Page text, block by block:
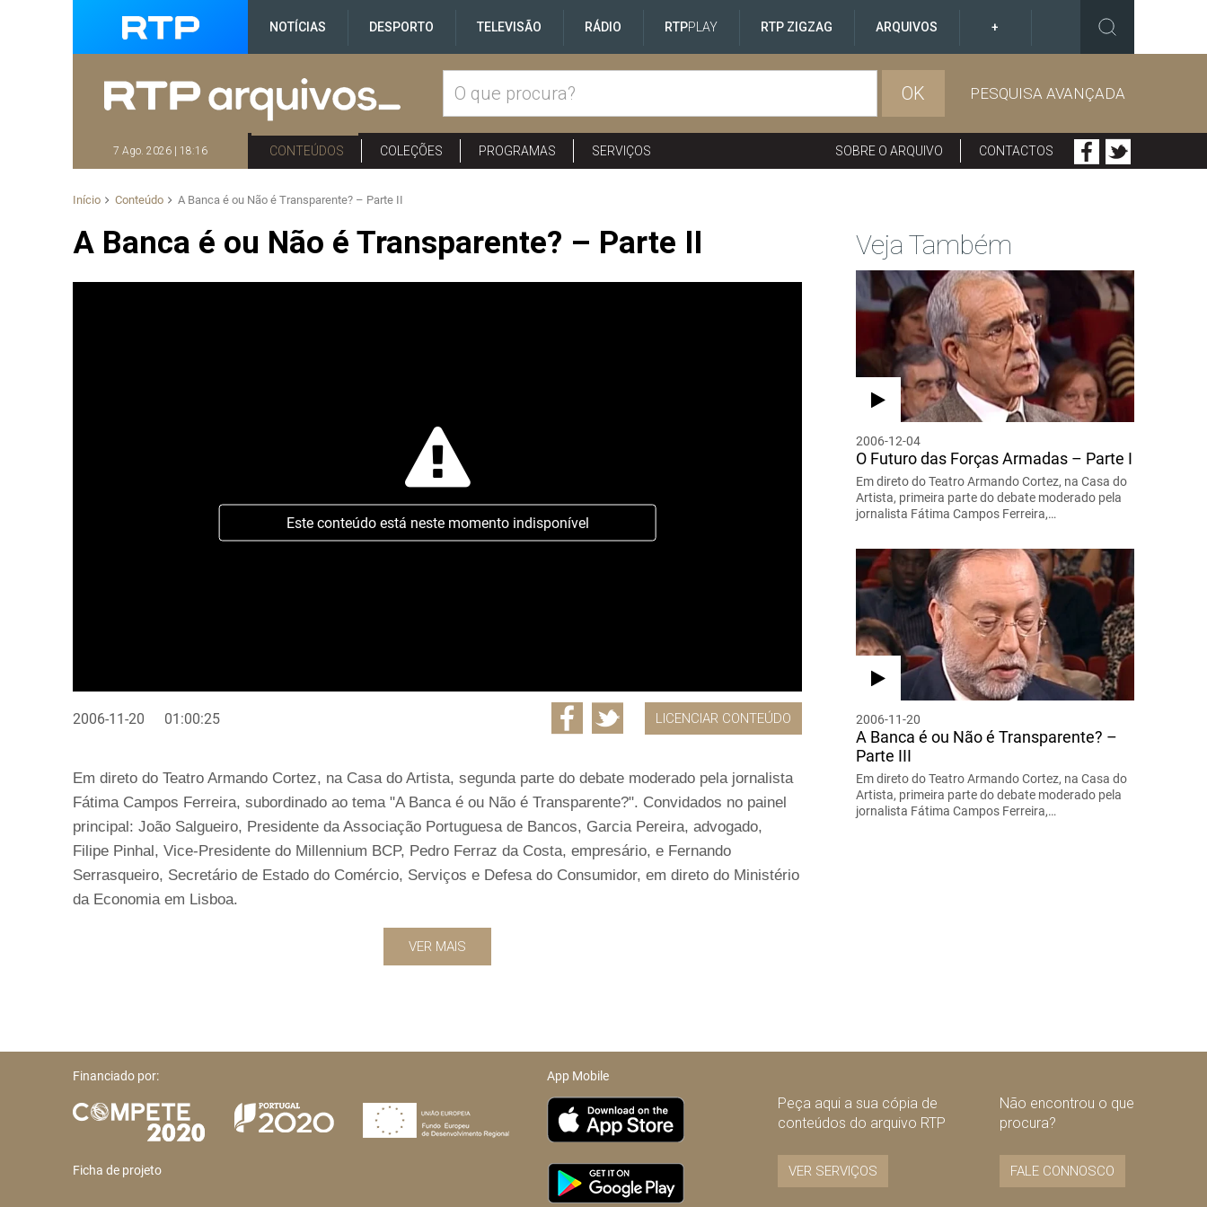
NOTÍCIAS DESPORTO TELEVISÃO RÁDIO RTPPLAY RTP ZIGZAG ARQUIVOS +
OK PESQUISA AVANÇADA
7 Ago. 2026 | 18:16 CONTEÚDOS COLEÇÕES PROGRAMAS SERVIÇOS SOBRE O ARQUIVO CONTACTOS
Início Conteúdo A Banca é ou Não é Transparente? – Parte II
A Banca é ou Não é Transparente? – Parte II
Este conteúdo está neste momento indisponível
2006-11-20 01:00:25 LICENCIAR CONTEÚDO
Em direto do Teatro Armando Cortez, na Casa do Artista, segunda parte do debate moderado pela jornalista
Fátima Campos Ferreira, subordinado ao tema "A Banca é ou Não é Transparente?". Convidados no painel
principal: João Salgueiro, Presidente da Associação Portuguesa de Bancos, Garcia Pereira, advogado,
Filipe Pinhal, Vice-Presidente do Millennium BCP, Pedro Ferraz da Costa, empresário, e Fernando
Serrasqueiro, Secretário de Estado do Comércio, Serviços e Defesa do Consumidor, em direto do Ministério
da Economia em Lisboa.
VER MAIS
Veja Também
2006-12-04
O Futuro das Forças Armadas – Parte I
Em direto do Teatro Armando Cortez, na Casa do
Artista, primeira parte do debate moderado pela
jornalista Fátima Campos Ferreira,…
2006-11-20
A Banca é ou Não é Transparente? –
Parte III
Em direto do Teatro Armando Cortez, na Casa do
Artista, primeira parte do debate moderado pela
jornalista Fátima Campos Ferreira,…
Financiado por:
Ficha de projeto
App Mobile
Peça aqui a sua cópia de
conteúdos do arquivo RTP
VER SERVIÇOS
Não encontrou o que
procura?
FALE CONNOSCO